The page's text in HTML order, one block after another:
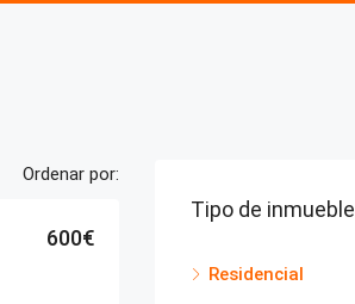
Ordenar por:
600€
Tipo de inmueble
Residencial